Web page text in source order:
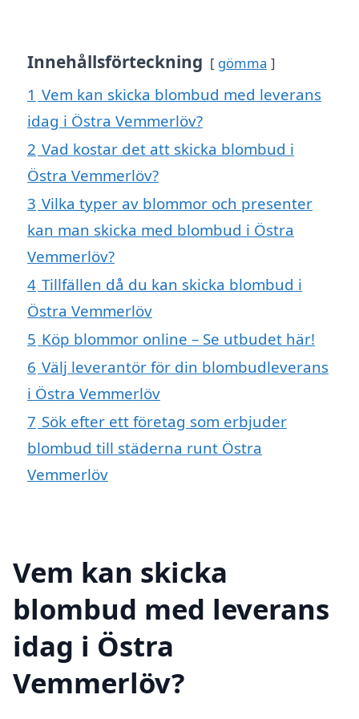
Innehållsförteckning gömma
1 Vem kan skicka blombud med leverans
idag i Östra Vemmerlöv?
2 Vad kostar det att skicka blombud i
Östra Vemmerlöv?
3 Vilka typer av blommor och presenter
kan man skicka med blombud i Östra
Vemmerlöv?
4 Tillfällen då du kan skicka blombud i
Östra Vemmerlöv
5 Köp blommor online – Se utbudet här!
6 Välj leverantör för din blombudleverans
i Östra Vemmerlöv
7 Sök efter ett företag som erbjuder
blombud till städerna runt Östra
Vemmerlöv
Vem kan skicka
blombud med leverans
idag i Östra
Vemmerlöv?